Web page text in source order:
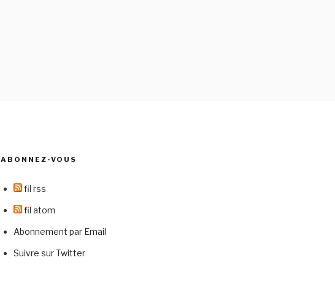
ABONNEZ-VOUS
fil rss
fil atom
Abonnement par Email
Suivre sur Twitter